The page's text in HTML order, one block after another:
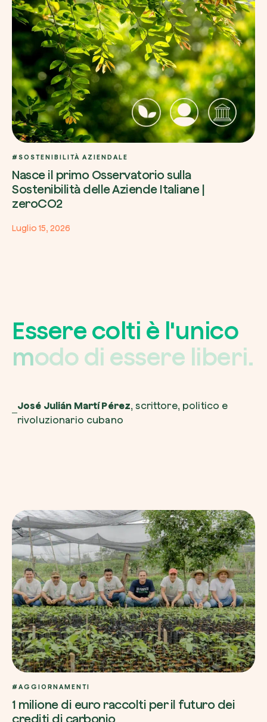
#SOSTENIBILITÀ AZIENDALE
Nasce il primo Osservatorio sulla
Sostenibilità delle Aziende Italiane |
zeroCO2
Luglio 15, 2026
Essere colti è l'unico
modo di essere liberi.
José Julián Martí Pérez, scrittore, politico e
rivoluzionario cubano
#AGGIORNAMENTI
1 milione di euro raccolti per il futuro dei
crediti di carbonio